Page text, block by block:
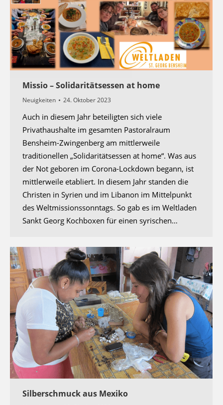
Missio – Solidaritätsessen at home
Neuigkeiten 24. Oktober 2023
Auch in diesem Jahr beteiligten sich viele
Privathaushalte im gesamten Pastoralraum
Bensheim-Zwingenberg am mittlerweile
traditionellen „Solidaritätsessen at home“. Was aus
der Not geboren im Corona-Lockdown begann, ist
mittlerweile etabliert. In diesem Jahr standen die
Christen in Syrien und im Libanon im Mittelpunkt
des Weltmissionssonntags. So gab es im Weltladen
Sankt Georg Kochboxen für einen syrischen…
Silberschmuck aus Mexiko